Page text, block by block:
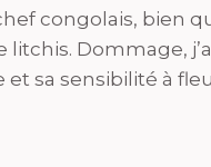
congolais, bien
litchis. Dommage,
et sa sensibilité à